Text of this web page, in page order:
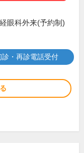
眼科外来(予約制)
診・再診電話受付